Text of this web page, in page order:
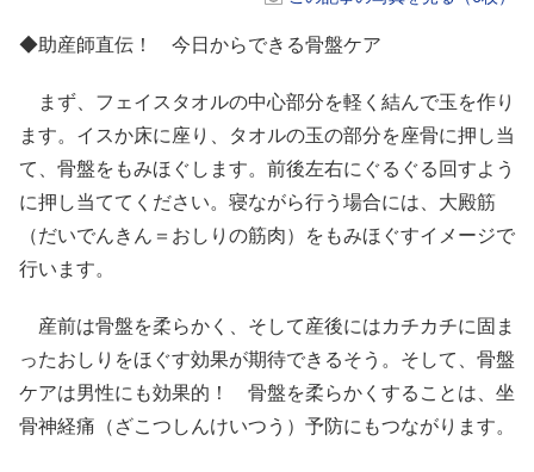
◆助産師直伝！ 今日からできる骨盤ケア
まず、フェイスタオルの中心部分を軽く結んで玉を作り
ます。イスか床に座り、タオルの玉の部分を座骨に押し当
て、骨盤をもみほぐします。前後左右にぐるぐる回すよう
に押し当ててください。寝ながら行う場合には、大殿筋
（だいでんきん＝おしりの筋肉）をもみほぐすイメージで
行います。
産前は骨盤を柔らかく、そして産後にはカチカチに固ま
ったおしりをほぐす効果が期待できるそう。そして、骨盤
ケアは男性にも効果的！ 骨盤を柔らかくすることは、坐
骨神経痛（ざこつしんけいつう）予防にもつながります。